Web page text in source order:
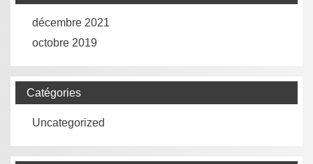
décembre 2021
octobre 2019
Catégories
Uncategorized